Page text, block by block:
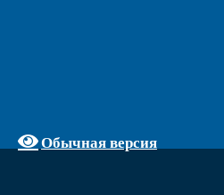
Обычная версия